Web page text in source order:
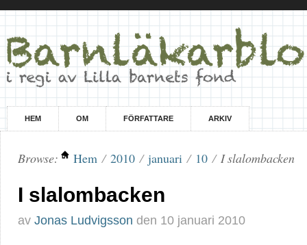
HEM OM FÖRFATTARE ARKIV
Browse: Hem / 2010 / januari / 10 / I slalombacken
I slalombacken
av Jonas Ludvigsson den 10 januari 2010